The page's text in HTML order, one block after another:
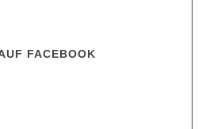
FACEBOOK